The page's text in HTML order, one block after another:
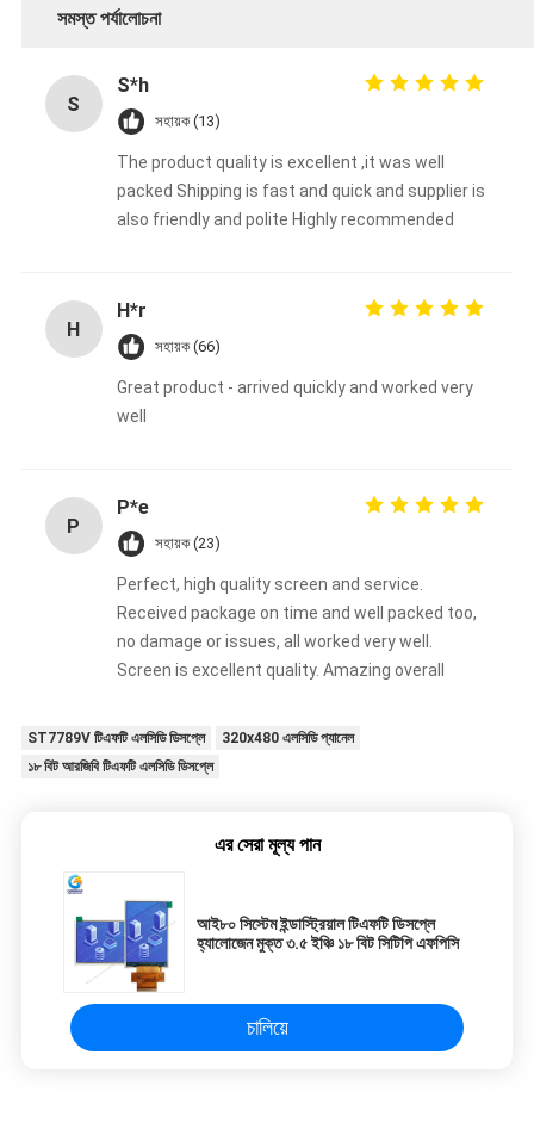
সমস্ত পর্যালোচনা
S
S*h
সহায়ক (13)
The product quality is excellent ,it was well
packed Shipping is fast and quick and supplier is
also friendly and polite Highly recommended
H
H*r
সহায়ক (66)
Great product - arrived quickly and worked very
well
P
P*e
সহায়ক (23)
Perfect, high quality screen and service.
Received package on time and well packed too,
no damage or issues, all worked very well.
Screen is excellent quality. Amazing overall
ST7789V টিএফটি এলসিডি ডিসপ্লে
320x480 এলসিডি প্যানেল
১৮ বিট আরজিবি টিএফটি এলসিডি ডিসপ্লে
এর সেরা মূল্য পান
আই৮০ সিস্টেম ইন্ডাস্ট্রিয়াল টিএফটি ডিসপ্লে
হ্যালোজেন মুক্ত ৩.৫ ইঞ্চি ১৮ বিট সিটিপি এফপিসি
চালিয়ে